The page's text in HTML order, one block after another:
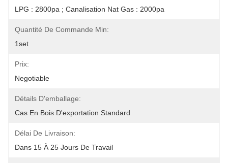
LPG : 2800pa ; Canalisation Nat Gas : 2000pa
Quantité De Commande Min:
1set
Prix:
Negotiable
Détails D'emballage:
Cas En Bois D'exportation Standard
Délai De Livraison:
Dans 15 À 25 Jours De Travail